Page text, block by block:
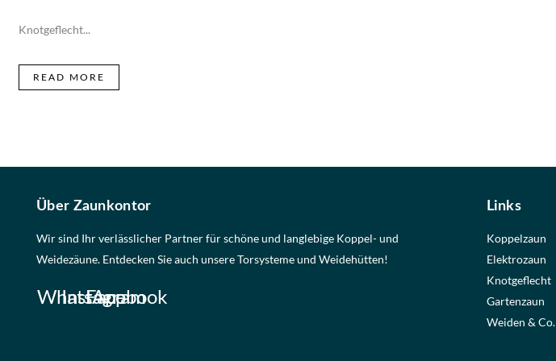
Knotgeflecht...
READ MORE
Über Zaunkontor
Wir sind Ihr verlässlicher Partner für schöne und langlebige Koppel- und
Weidezäune. Entdecken Sie auch unsere Torsysteme und Weidehütten!
WhatsApp
Instagram
Facebook
Links
Koppelzaun
Elektrozaun
Knotgeflecht
Gartenzaun
Weiden & Co.